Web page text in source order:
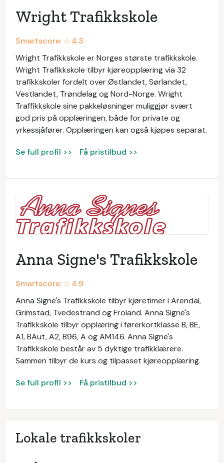
Wright Trafikkskole
Smartscore: ☆4.3
Wright Trafikkskole er Norges største trafikkskole.
Wright Trafikkskole tilbyr kjøreopplæring via 32
trafikkskoler fordelt over Østlandet, Sørlandet,
Vestlandet, Trøndelag og Nord-Norge. Wright
Traffikkskole sine pakkeløsninger muliggjør svært
god pris på opplæringen, både for private og
yrkessjåfører. Opplæringen kan også kjøpes separat.
Se full profil >> Få pristilbud >>
Anna Signe's Trafikkskole
Smartscore: ☆4.9
Anna Signe's Trafikkskole tilbyr kjøretimer i Arendal,
Grimstad, Tvedestrand og Froland. Anna Signe's
Trafikkskole tilbyr opplæring i førerkortklasse B, BE,
A1, BAut, A2, B96, A og AM146. Anna Signe's
Trafikkskole består av 5 dyktige trafikklærere.
Sammen tilbyr de kurs og tilpasset kjøreopplæring.
Se full profil >> Få pristilbud >>
Lokale trafikkskoler